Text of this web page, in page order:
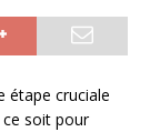
étape cruciale
ce soit pour